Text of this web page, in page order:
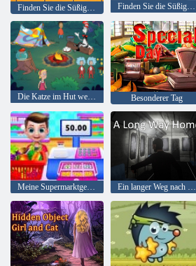
Finden Sie die Süßigkeit: Winter
Die Katze im Hut weiß viel über das! Lagerzeit Besonderer Tag
Meine Supermarktgeschichte Ein langer Weg nach Hause